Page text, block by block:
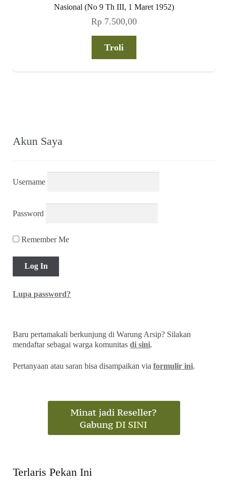
Nasional (No 9 Th III, 1 Maret 1952)
Rp 7.500,00
Troli
Akun Saya
Username
Password
Remember Me
Lupa password?
Baru pertamakali berkunjung di Warung Arsip? Silakan
mendaftar sebagai warga komunitasdi sini.
Pertanyaan atau saran bisa disampaikan viaformulir ini.
Terlaris Pekan Ini